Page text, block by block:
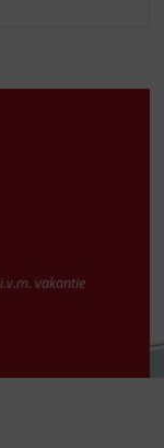
vakantie